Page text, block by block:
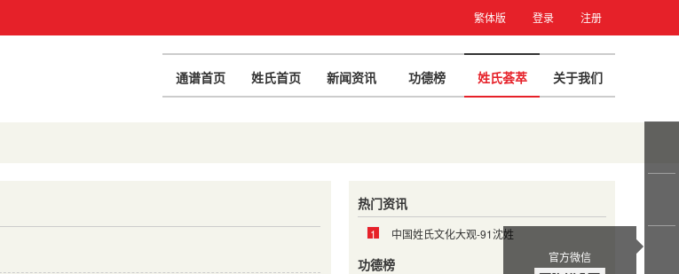
繁体版 登录 注册
通谱首页 姓氏首页 新闻资讯 功德榜 姓氏荟萃 关于我们
热门资讯
1 中国姓氏文化大观-91沈姓
功德榜 官方微信